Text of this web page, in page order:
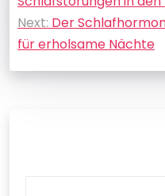
Next: Der
für erholsame Nächte